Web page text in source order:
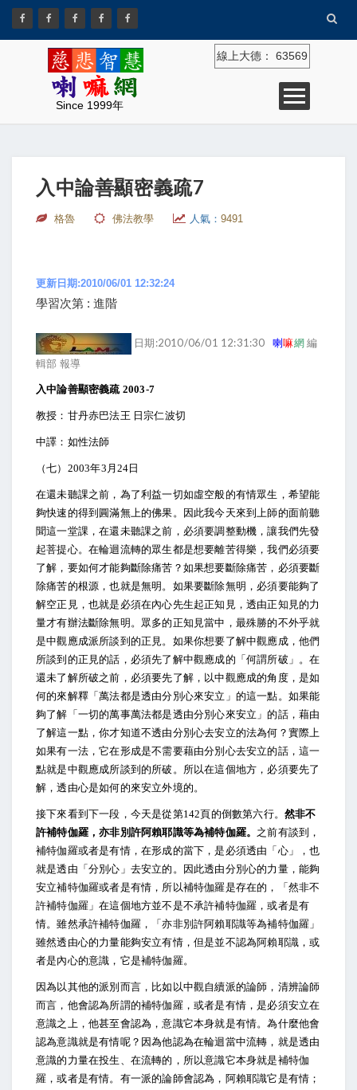
Since 1999年
線上大德： 63569
入中論善顯密義疏7
格魯 佛法教學 人氣： 9491
更新日期:2010/06/01 12:32:24
學習次第 : 進階
日期:2010/06/01 12:31:30喇嘛網編
輯部 報導
入中論善顯密義疏 2003-7
教授：甘丹赤巴法王 日宗仁波切
中譯：如性法師
（七）2003年3月24日
在還未聽課之前，為了利益一切如虛空般的有情眾生，希望能
夠快速的得到圓滿無上的佛果。因此我今天來到上師的面前聽
聞這一堂課，在還未聽課之前，必須要調整動機，讓我們先發
起菩提心。在輪迴流轉的眾生都是想要離苦得樂，我們必須要
了解，要如何才能夠斷除痛苦？如果想要斷除痛苦，必須要斷
除痛苦的根源，也就是無明。如果要斷除無明，必須要能夠了
解空正見，也就是必須在內心先生起正知見，透由正知見的力
量才有辦法斷除無明。眾多的正知見當中，最殊勝的不外乎就
是中觀應成派所談到的正見。如果你想要了解中觀應成，他們
所談到的正見的話，必須先了解中觀應成的「何謂所破」。在
還未了解所破之前，必須要先了解，以中觀應成的角度，是如
何的來解釋「萬法都是透由分別心來安立」的這一點。如果能
夠了解「一切的萬事萬法都是透由分別心來安立」的話，藉由
了解這一點，你才知道不透由分別心去安立的法為何？實際上
如果有一法，它在形成是不需要藉由分別心去安立的話，這一
點就是中觀應成所談到的所破。所以在這個地方，必須要先了
解，透由心是如何的來安立外境的。
接下來看到下一段，今天是從第142頁的倒數第六行。 然非不
許補特伽羅，亦非別許阿賴耶識等為補特伽羅。 之前有談到，
補特伽羅或者是有情，在形成的當下，是必須透由「心」，也
就是透由「分別心」去安立的。因此透由分別心的力量，能夠
安立補特伽羅或者是有情，所以補特伽羅是存在的，「然非不
許補特伽羅」在這個地方並不是不承許補特伽羅，或者是有
情。雖然承許補特伽羅，「亦非別許阿賴耶識等為補特伽羅」
雖然透由心的力量能夠安立有情，但是並不認為阿賴耶識，或
者是內心的意識，它是補特伽羅。
因為以其他的派別而言，比如以中觀自續派的論師，清辨論師
而言，他會認為所謂的補特伽羅，或者是有情，是必須安立在
意識之上，他甚至會認為，意識它本身就是有情。為什麼他會
認為意識就是有情呢？因為他認為在輪迴當中流轉，就是透由
意識的力量在投生、在流轉的，所以意識它本身就是補特伽
羅，或者是有情。有一派的論師會認為，阿賴耶識它是有情；